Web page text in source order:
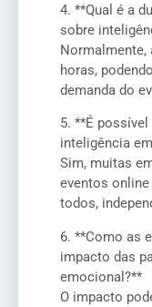
4. **Qual é a
sobre
Normalmente,
horas,
demanda do
5. **É
inteligência
Sim, muitas
eventos
todos,
6. **Como as
impacto das
emocional?**
O impacto